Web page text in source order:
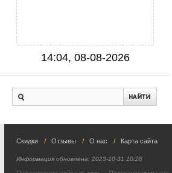
14:04, 08-08-2026
Скидки Отзывы О нас Карта сайта
Информация обновлена: 2023-10-31 10:28